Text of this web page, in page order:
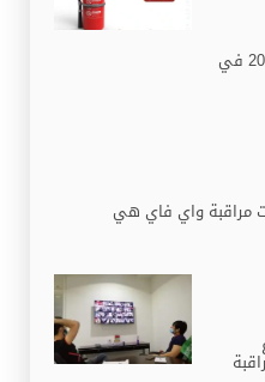
كاشف الدخان والدفاع المدني 2025 في
مراقبة واي فاي هي